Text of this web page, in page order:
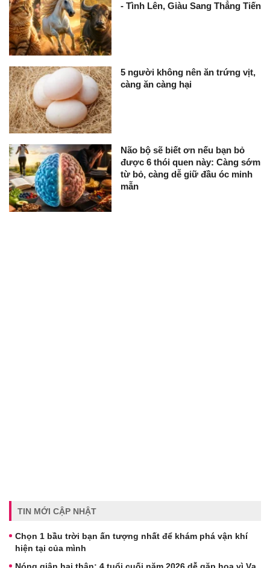
- Tình Lên, Giàu Sang Thẳng Tiến
5 người không nên ăn trứng vịt,
càng ăn càng hại
Não bộ sẽ biết ơn nếu bạn bỏ
được 6 thói quen này: Càng sớm
từ bỏ, càng dễ giữ đầu óc minh
mẫn
TIN MỚI CẬP NHẬT
Chọn 1 bầu trời bạn ấn tượng nhất để khám phá vận khí
hiện tại của mình